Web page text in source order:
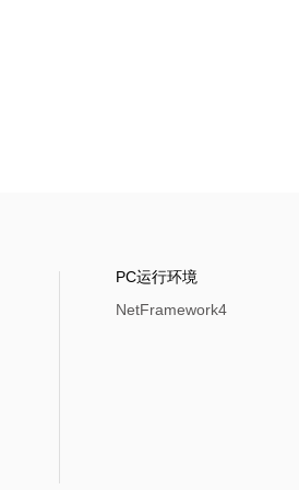
PC运行环境
NetFramework4